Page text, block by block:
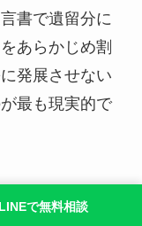
LINEで無料相談
書で遺留分に
あらかじめ割
発展させない
最も現実的で
ットは何です